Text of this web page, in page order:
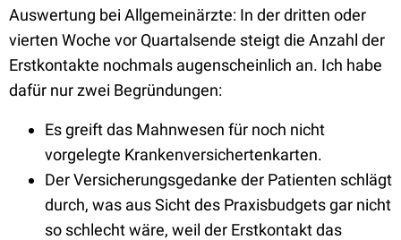
Auswertung bei Allgemeinärzte: In der dritten oder
vierten Woche vor Quartalsende steigt die Anzahl der
Erstkontakte nochmals augenscheinlich an. Ich habe
dafür nur zwei Begründungen:
Es greift das Mahnwesen für noch nicht
vorgelegte Krankenversichertenkarten.
Der Versicherungsgedanke der Patienten schlägt
durch, was aus Sicht des Praxisbudgets gar nicht
so schlecht wäre, weil der Erstkontakt das